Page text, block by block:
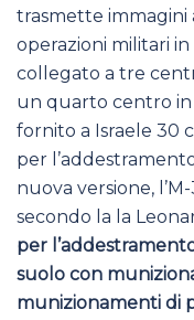
trasmette immagini
operazioni militari
collegato a tre
un quarto centro in
fornito a Israele 30
per
nuova versione,
secondo la la
per
suolo con
munizionamenti di